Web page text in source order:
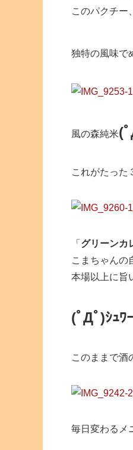
このパクチー
独特の風味で
風の森純米(
これがたった
「 グリーンカ
こまちゃんの
本場以上に旨
(ﾟДﾟ)ｼｭﾜ
このままで酒
毎日変わるメ